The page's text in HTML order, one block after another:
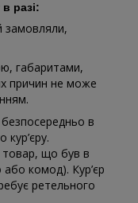
разі:
замовляли,
габаритами,
причин не може
в
товар, що був в
або комод). Кур’єр
ретельного